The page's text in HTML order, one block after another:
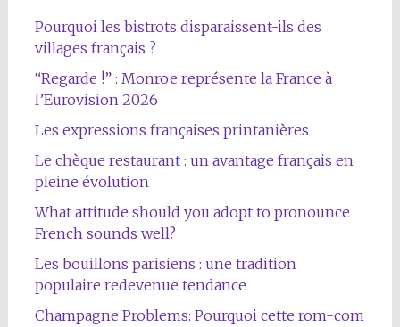
Pourquoi les bistrots disparaissent-ils des
villages français ?
“Regarde !” : Monroe représente la France à
l’Eurovision 2026
Les expressions françaises printanières
Le chèque restaurant : un avantage français en
pleine évolution
What attitude should you adopt to pronounce
French sounds well?
Les bouillons parisiens : une tradition
populaire redevenue tendance
Champagne Problems: Pourquoi cette rom-com